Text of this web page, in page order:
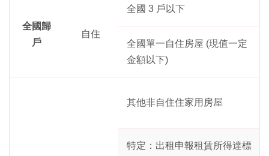
全國歸
戶
自住
全國 3 戶以下
全國單一自住房屋 (現值一定
金額以下)
其他非自住住家用房屋
特定：出租申報租賃所得達標